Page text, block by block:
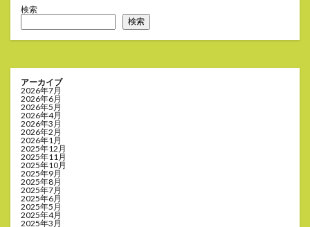
検索
検索
アーカイブ
2026年7月
2026年6月
2026年5月
2026年4月
2026年3月
2026年2月
2026年1月
2025年12月
2025年11月
2025年10月
2025年9月
2025年8月
2025年7月
2025年6月
2025年5月
2025年4月
2025年3月